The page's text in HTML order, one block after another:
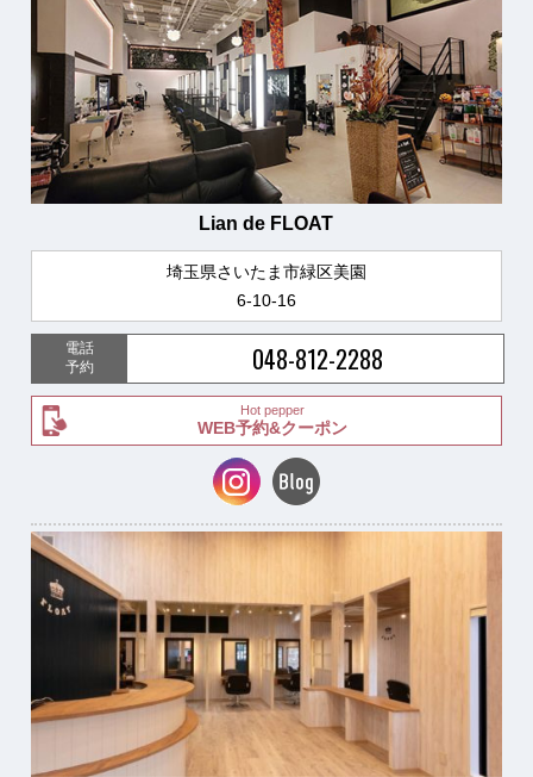
Lian de FLOAT
埼玉県さいたま市緑区美園
6-10-16
電話
予約
048-812-2288
Hot pepper
WEB予約&クーポン